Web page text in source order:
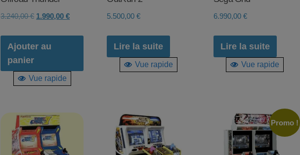
3.240,00€ Le
initial
3.240,00 €.
1.990,00€Le
1.990,00 €.
Ajouter au
panier
Vue rapide
5.500,00€
Lire la suite
Vue rapide
6.990,00 €
Lire la suite
Vue rapide
Promo !